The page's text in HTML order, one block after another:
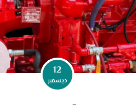
12
ديسمبر